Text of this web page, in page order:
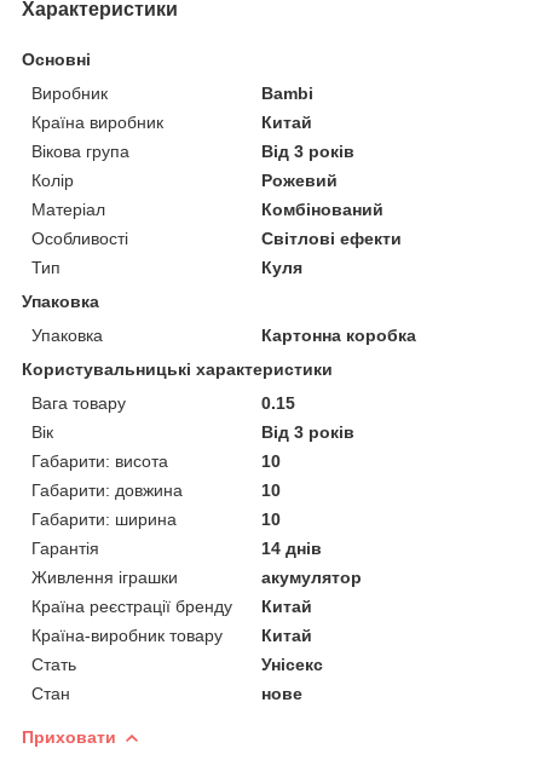
Характеристики
Основні
Виробник
Bambi
Країна виробник
Китай
Вікова група
Від 3 років
Колір
Рожевий
Матеріал
Комбінований
Особливості
Світлові ефекти
Тип
Куля
Упаковка
Упаковка
Картонна коробка
Користувальницькі характеристики
Вага товару
0.15
Вік
Від 3 років
Габарити: висота
10
Габарити: довжина
10
Габарити: ширина
10
Гарантія
14 днів
Живлення іграшки
акумулятор
Країна реєстрації бренду
Китай
Країна-виробник товару
Китай
Стать
Унісекс
Стан
нове
Приховати